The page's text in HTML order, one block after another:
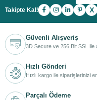
Takipte Kal! X
Güvenli Alışveriş
3D Secure ve 256 Bit SSL ile
Hızlı Gönderi
Hızlı kargo ile siparişlerinizi
Parçalı Ödeme